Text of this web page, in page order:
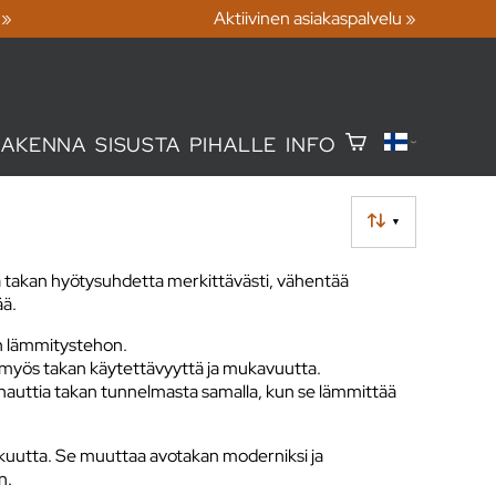
Aktiivinen asiakaspalvelu »
SISUSTA PIHALLE INFO
▼
takan hyötysuhdetta merkittävästi, vähentää
lämmitystehon.
takan käytettävyyttä ja mukavuutta.
takan tunnelmasta samalla, kun se lämmittää
Se muuttaa avotakan moderniksi ja